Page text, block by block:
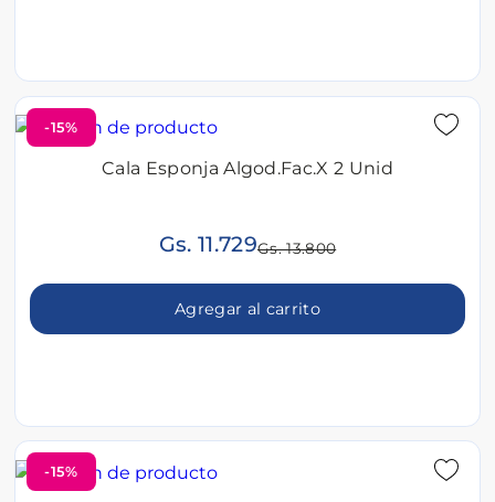
-15%
Cala Esponja Algod.Fac.X 2 Unid
Gs. 11.729Gs. 13.800
Agregar al carrito
-15%